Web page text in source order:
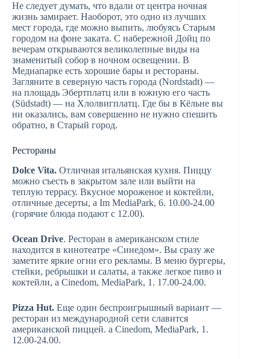
Не следует думать, что вдали от центра ночная
жизнь замирает. Наоборот, это одно из лучших
мест города, где можно выпить, любуясь Старым
городом на фоне заката. С набережной Дойц по
вечерам открываются великолепные виды на
знаменитый собор в ночном освещении. В
Медиапарке есть хорошие бары и рестораны.
Загляните в северную часть города (Nordstadt) —
на площадь Эбертплатц или в южную его часть
(Südstadt) — на Хлолвигплатц. Где бы в Кёльне вы
ни оказались, вам совершенно не нужно спешить
обратно, в Старый город.
Рестораны
Dolce Vita. Отличная итальянская кухня. Пиццу
можно съесть в закрытом зале или выйти на
теплую террасу. Вкусное мороженое и коктейли,
отличные десерты, а Im MediaPark, 6. 10.00-24.00
(горячие блюда подают с 12.00).
Ocean Drive. Ресторан в американском стиле
находится в кинотеатре «Синедом». Вы сразу же
заметите яркие огни его рекламы. В меню бургеры,
стейки, ребрышки и салаты, а также легкое пиво и
коктейли, а Cinedom, MediaPark, 1. 17.00-24.00.
Pizza Hut. Еще один беспроигрышный вариант —
ресторан из международной сети славится
американской пиццей. а Cinedom, MediaPark, 1.
12.00-24.00.